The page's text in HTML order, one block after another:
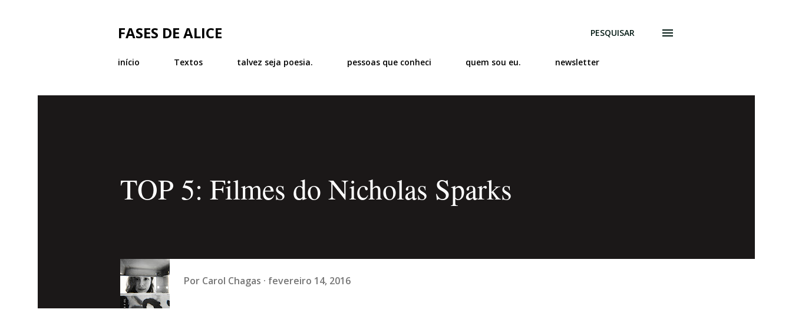
FASES DE ALICE PESQUISAR
início Textos talvez seja poesia. pessoas que conheci quem sou eu. newsletter
TOP 5: Filmes do Nicholas Sparks
Por Carol Chagas fevereiro 14, 2016